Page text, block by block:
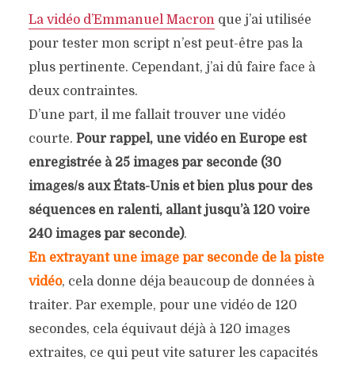
La vidéo d’Emmanuel Macronque j’ai utilisée
pour tester mon script n’est peut-être pas la
plus pertinente. Cependant, j’ai dû faire face à
deux contraintes.
D’une part, il me fallait trouver une vidéo
courte. Pour rappel, une vidéo en Europe est
enregistrée à 25 images par seconde (30
images/s aux États-Unis et bien plus pour des
séquences en ralenti, allant jusqu’à 120 voire
240 images par seconde).
En extrayant une image par seconde de la piste
vidéo, cela donne déja beaucoup de données à
traiter. Par exemple, pour une vidéo de 120
secondes, cela équivaut déjà à 120 images
extraites, ce qui peut vite saturer les capacités